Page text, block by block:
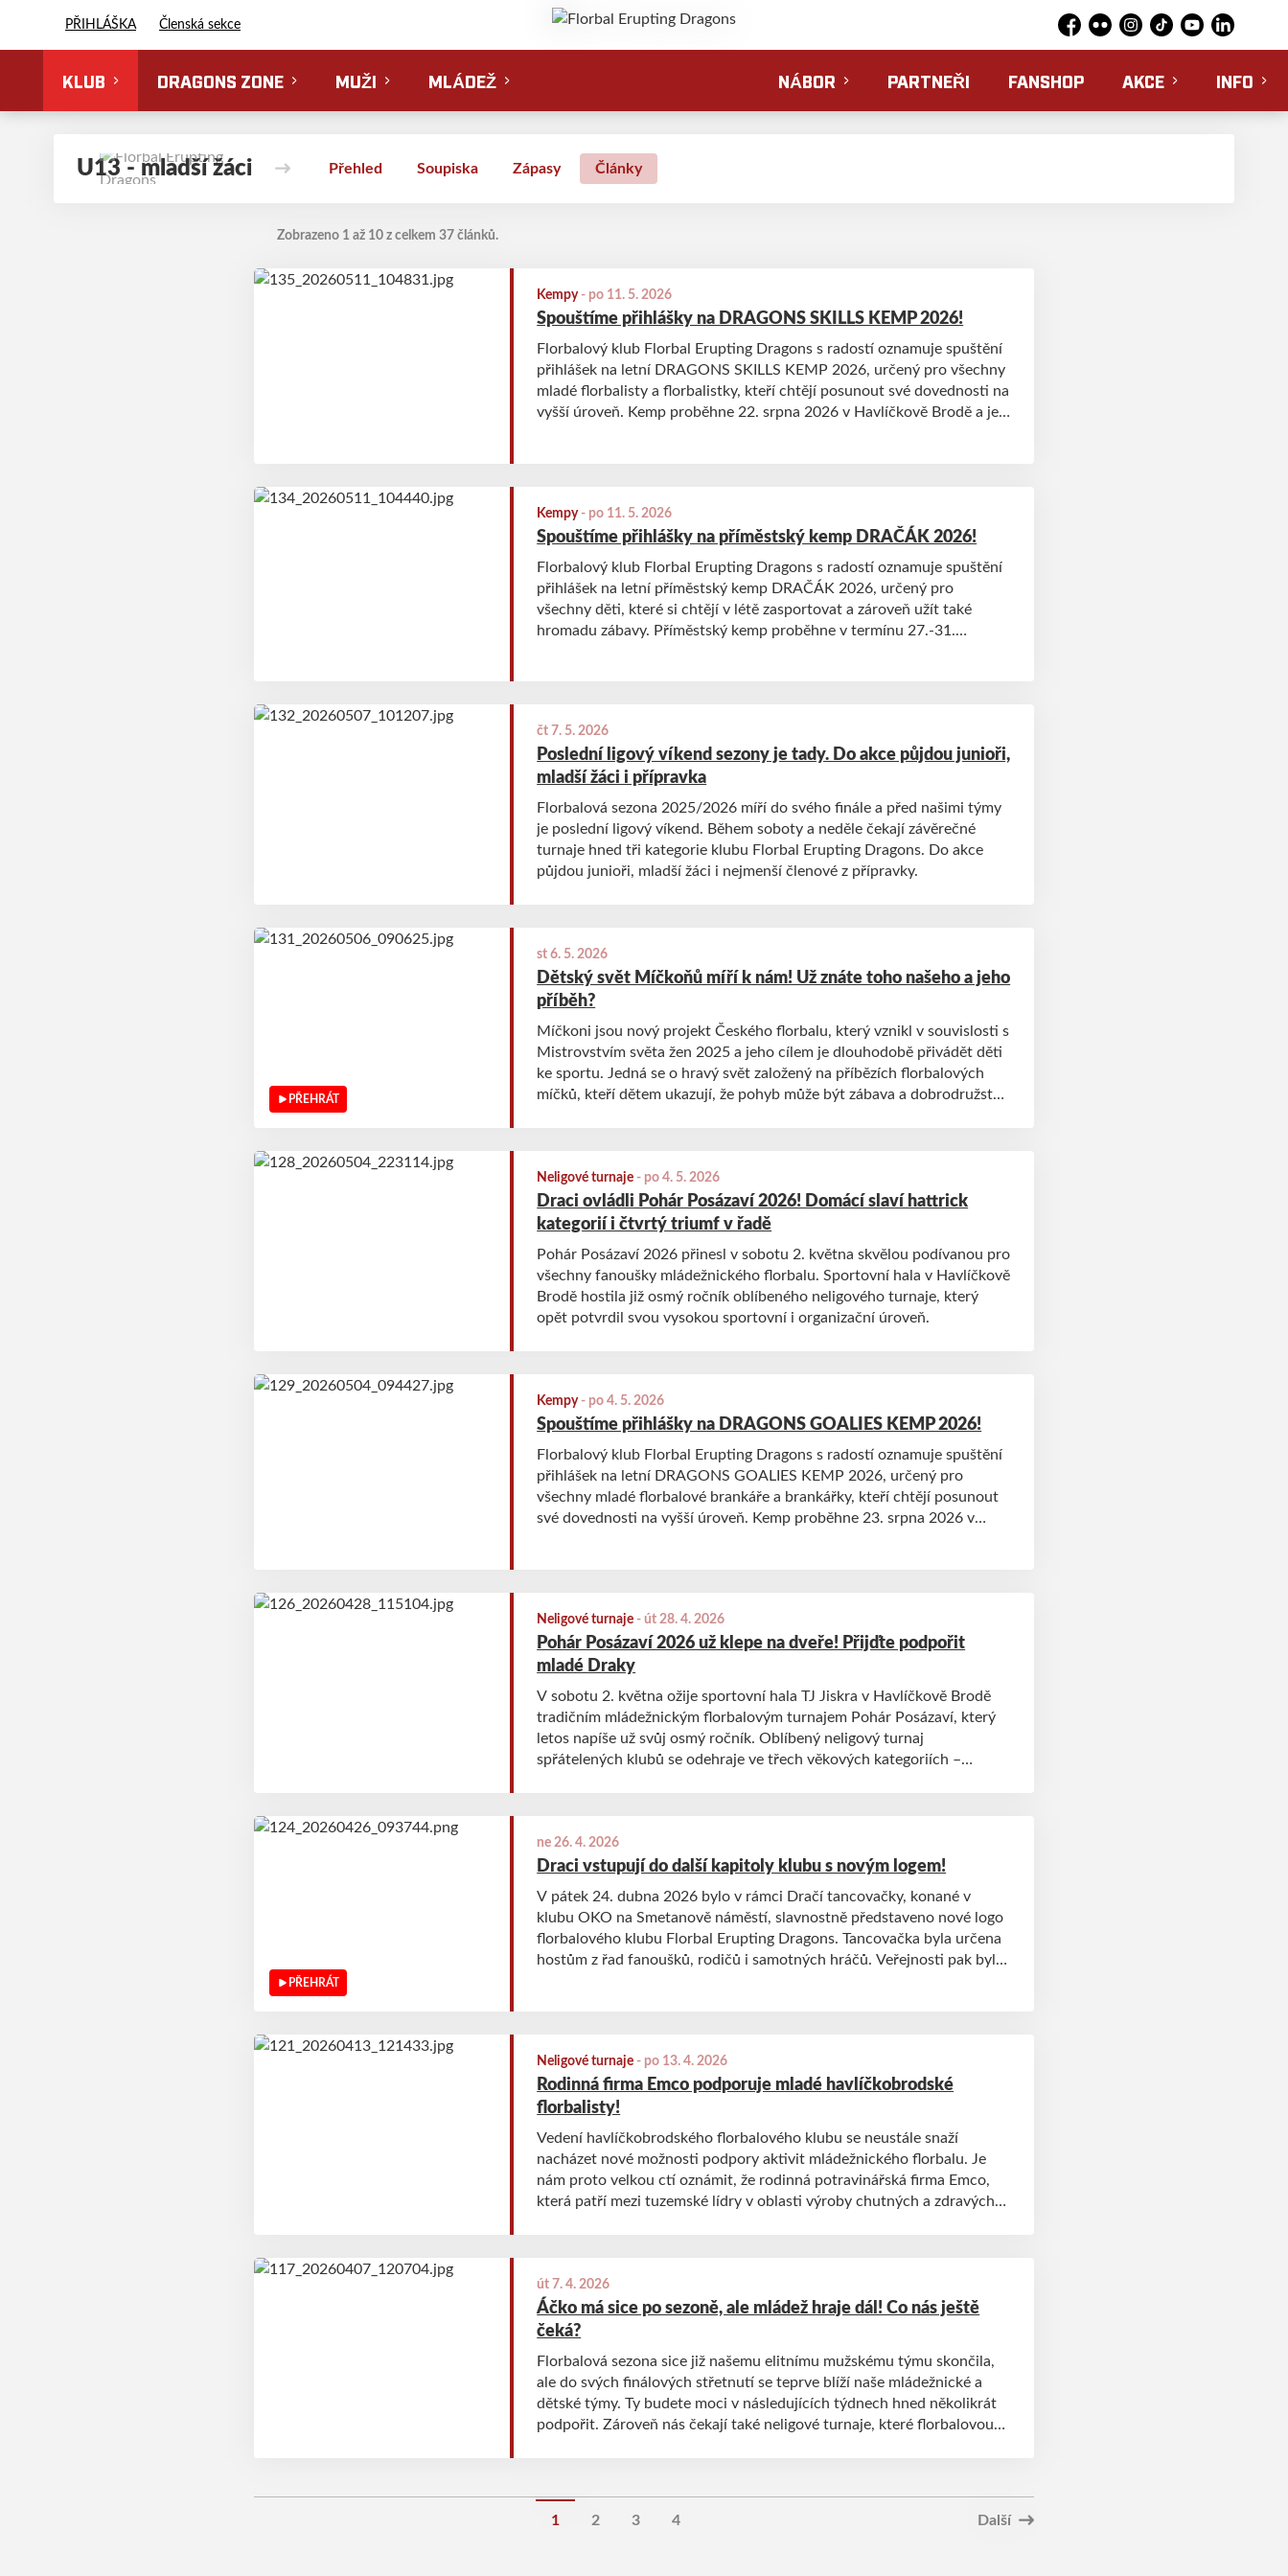
PŘIHLÁŠKA Členská sekce
Facebook
Flickr Instagram
TikTokYouTubeLinkedIn
KLUB DRAGONS ZONE MUŽI MLÁDEŽ NÁBOR PARTNEŘI FANSHOP AKCE INFO
U13 - mladší žáci Přehled Soupiska Zápasy Články
Zobrazeno 1 až 10 z celkem 37 článků.
Kempy- po 11. 5. 2026
Spouštíme přihlášky na DRAGONS SKILLS KEMP 2026!
Florbalový klub Florbal Erupting Dragons s radostí oznamuje spuštění
přihlášek na letní DRAGONS SKILLS KEMP 2026, určený pro všechny
mladé florbalisty a florbalistky, kteří chtějí posunout své dovednosti na
vyšší úroveň. Kemp proběhne 22. srpna 2026 v Havlíčkově Brodě a je
Kempy- po 11. 5. 2026
Spouštíme přihlášky na příměstský kemp DRAČÁK 2026!
Florbalový klub Florbal Erupting Dragons s radostí oznamuje spuštění
přihlášek na letní příměstský kemp DRAČÁK 2026, určený pro
všechny děti, které si chtějí v létě zasportovat a zároveň užít také
hromadu zábavy. Příměstský kemp proběhne v termínu 27.-31.
čt 7. 5. 2026
Poslední ligový víkend sezony je tady. Do akce půjdou junioři,
mladší žáci i přípravka
Florbalová sezona 2025/2026 míří do svého finále a před našimi týmy
je poslední ligový víkend. Během soboty a neděle čekají závěrečné
turnaje hned tři kategorie klubu Florbal Erupting Dragons. Do akce
půjdou junioři, mladší žáci i nejmenší členové z přípravky.
PŘEHRÁT
st 6. 5. 2026
Dětský svět Míčkoňů míří k nám! Už znáte toho našeho a jeho
příběh?
Míčkoni jsou nový projekt Českého florbalu, který vznikl v souvislosti s
Mistrovstvím světa žen 2025 a jeho cílem je dlouhodobě přivádět děti
ke sportu. Jedná se o hravý svět založený na příbězích florbalových
míčků, kteří dětem ukazují, že pohyb může být zábava a dobrodružství.
Neligové turnaje - po 4. 5. 2026
Draci ovládli Pohár Posázaví 2026! Domácí slaví hattrick
kategorií i čtvrtý triumf v řadě
Pohár Posázaví 2026 přinesl v sobotu 2. května skvělou podívanou pro
všechny fanoušky mládežnického florbalu. Sportovní hala v Havlíčkově
Brodě hostila již osmý ročník oblíbeného neligového turnaje, který
opět potvrdil svou vysokou sportovní i organizační úroveň.
Kempy- po 4. 5. 2026
Spouštíme přihlášky na DRAGONS GOALIES KEMP 2026!
Florbalový klub Florbal Erupting Dragons s radostí oznamuje spuštění
přihlášek na letní DRAGONS GOALIES KEMP 2026, určený pro
všechny mladé florbalové brankáře a brankářky, kteří chtějí posunout
své dovednosti na vyšší úroveň. Kemp proběhne 23. srpna 2026 v
Neligové turnaje -út 28. 4. 2026
Pohár Posázaví 2026 už klepe na dveře! Přijďte podpořit
mladé Draky
V sobotu 2. května ožije sportovní hala TJ Jiskra v Havlíčkově Brodě
tradičním mládežnickým florbalovým turnajem Pohár Posázaví, který
letos napíše už svůj osmý ročník. Oblíbený neligový turnaj
spřátelených klubů se odehraje ve třech věkových kategoriích –
PŘEHRÁT
ne 26. 4. 2026
Draci vstupují do další kapitoly klubu s novým logem!
V pátek 24. dubna 2026 bylo v rámci Dračí tancovačky, konané v
klubu OKO na Smetanově náměstí, slavnostně představeno nové logo
florbalového klubu Florbal Erupting Dragons. Tancovačka byla určena
hostům z řad fanoušků, rodičů i samotných hráčů. Veřejnosti pak byla
Neligové turnaje - po 13. 4. 2026
Rodinná firma Emco podporuje mladé havlíčkobrodské
florbalisty!
Vedení havlíčkobrodského florbalového klubu se neustále snaží
nacházet nové možnosti podpory aktivit mládežnického florbalu. Je
nám proto velkou ctí oznámit, že rodinná potravinářská firma Emco,
která patří mezi tuzemské lídry v oblasti výroby chutných a zdravých
út 7. 4. 2026
Áčko má sice po sezoně, ale mládež hraje dál! Co nás ještě
čeká?
Florbalová sezona sice již našemu elitnímu mužskému týmu skončila,
ale do svých finálových střetnutí se teprve blíží naše mládežnické a
dětské týmy. Ty budete moci v následujících týdnech hned několikrát
podpořit. Zároveň nás čekají také neligové turnaje, které florbalovou
1 2 3 4 Další